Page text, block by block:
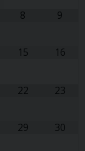
8 9
15 16
22 23
29 30